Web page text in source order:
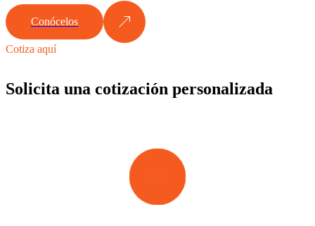
Conócelos
Cotiza aquí
Solicita una cotización personalizada